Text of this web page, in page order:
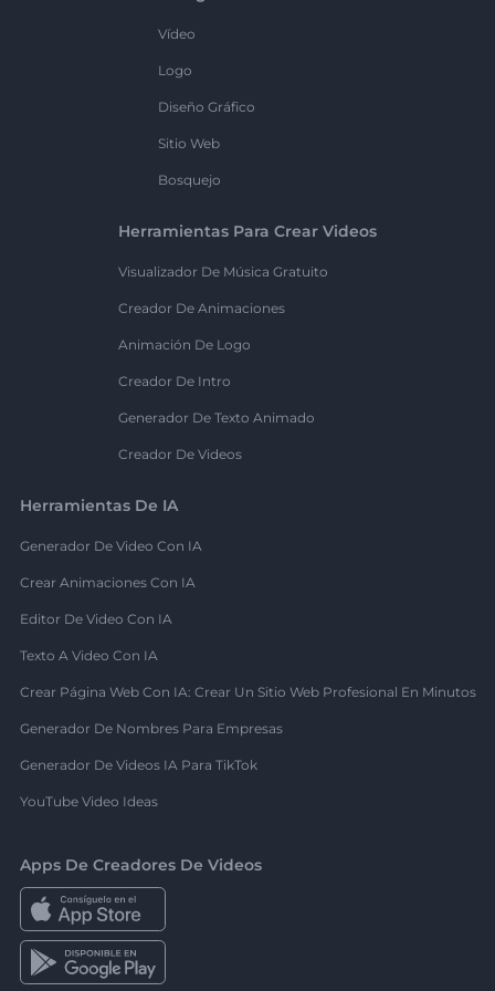
Vídeo
Logo
Diseño Gráfico
Sitio Web
Bosquejo
Herramientas Para Crear Videos
Visualizador De Música Gratuito
Creador De Animaciones
Animación De Logo
Creador De Intro
Generador De Texto Animado
Creador De Videos
Herramientas De IA
Generador De Video Con IA
Crear Animaciones Con IA
Editor De Video Con IA
Texto A Video Con IA
Crear Página Web Con IA: Crear Un Sitio Web Profesional En Minutos
Generador De Nombres Para Empresas
Generador De Videos IA Para TikTok
YouTube Video Ideas
Apps De Creadores De Videos